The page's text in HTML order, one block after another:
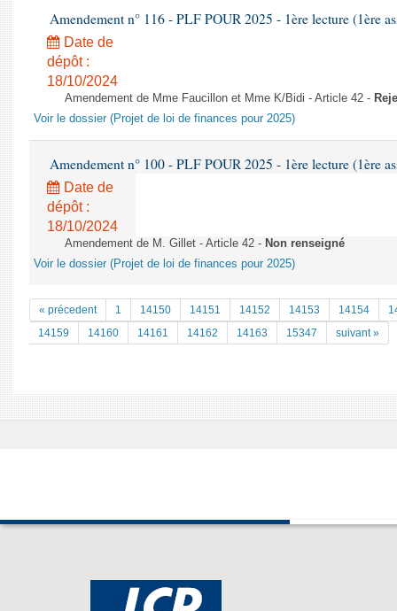
Amendement n° 116 - PLF POUR 2025 - 1ère lecture (1ère
Date de
dépôt :
18/10/2024
Amendement de Mme Faucillon et Mme K/Bidi - Article 42 -
Voir le dossier (Projet de loi de finances pour 2025)
Amendement n° 100 - PLF POUR 2025 - 1ère lecture (1ère
Date de
dépôt :
18/10/2024
Amendement de M. Gillet - Article 42 - Non renseigné
Voir le dossier (Projet de loi de finances pour 2025)
« précedent 1 14150 14151 14152 14153 14154
14159
14160 14161 14162 14163 15347 suivant »